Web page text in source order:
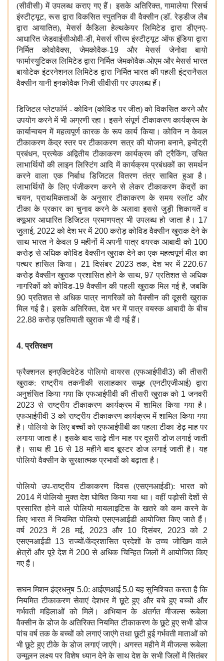
(सीवीसी) में उपलब्ध कराए गए हैं। इसके अतिरिक्त,गामालेया रिसर्च
इंस्टीट्यूट,रूस द्वारा विकसित स्पुतनिक वी वैक्सीन (डॉ. रेड्डीज लैब
द्वारा आयातित),मेसर्स कैडिला हेल्थकेयर लिमिटेड द्वारा डीएनए-
आधारित जेडवाईसीओवी-डी,मेसर्स सीरम इंस्टीट्यूट ऑफ इंडिया द्वारा
निर्मित कोवोवैक्स,जेमकोवैक-19 और मेसर्स जेनोवा बायो
फार्मास्युटिकल लिमिटेड द्वारा निर्मित जेमकोवैक-ओएम और मेसर्स भारत
बायोटेक इंटरनेशनल लिमिटेड द्वारा निर्मित भारत की पहली इंट्रानैसल
वैक्सीन यानी इनकोवैक निजी सीवीसी पर उपलब्ध हैं।
डिजिटल प्लेटफॉर्म - कोविन(कोविड पर जीत) को विकसित करने और
उपयोग करने में भी अग्रणी रहा। इसने संपूर्ण टीकाकरण कार्यक्रम के
कार्यान्वयन में महत्वपूर्ण कारक के रूप कार्य किया। कोविन न केवल
टीकाकरण केंद्र स्तर पर टीकाकरण सत्र की योजना बनाने,इन्वेंट्री
प्रबंधन,प्रत्येक अद्वितीय टीकाकरण कार्यक्रम की ट्रैकिंग,उचित
लाभार्थियों की लाइन लिस्टिंग आदि में कार्यक्रम प्रबंधकों का समर्थन
करने वाला एक निर्बाध डिजिटल वितरण तंत्र साबित हुआ है।
लाभार्थियों के लिए पंजीकरण करने से लेकर टीकाकरण केंद्रों का
चयन,प्राथमिकताओं के अनुसार टीकाकरण के समय स्लॉट और
टीका के प्रकार का चुनाव करने के अलावा इससे जुड़ी शिकायतें व
क्यूआर आधारित डिजिटल प्रमाणपत्र भी उपलब्ध हो जाता है। 17
जुलाई,2022को देश भर में 200करोड़ कोविड वैक्सीन खुराक देने के
साथ भारत ने केवल 9महीनों में अपनी पात्र वयस्क आबादी को 100
करोड़ से अधिक कोविड वैक्सीन खुराक देने का एक महत्वपूर्ण मील का
पत्थर हासिल किया। 21दिसंबर 2023तक,देश भर में 220.67
करोड़ वैक्सीन खुराक प्रशासित होने के साथ, 97 प्रतिशत से अधिक
नागरिकों को कोविड-19वैक्सीन की पहली खुराक मिल गई है,जबकि
90 प्रतिशत से अधिक पात्र नागरिकों को वैक्सीन की दूसरी खुराक
मिल गई है। इसके अतिरिक्त,देश भर में पात्र वयस्क आबादी के बीच
22.88करोड़ एहतियाती खुराक भी दी गई हैं।
4.प्रतिरक्षण
फ्रैक्शनल इनएक्टिवेटेड पोलियो वायरस (एफआईपीवी3)की तीसरी
खुराक: राष्ट्रीय तकनीकी सलाहकार समूह (एनटीएजीआई)द्वारा
अनुशंसित किया गया कि एफआईपीवी की तीसरी खुराक को 1जनवरी
2023से राष्ट्रीय टीकाकरण कार्यक्रम में शामिल किया गया है।
एफआईपीवी 3को राष्ट्रीय टीकाकरण कार्यक्रम में शामिल किया गया
है। पोलियो के लिए बच्चों को एफआईपीबी का पहला टीका डेढ़ माह पर
लगाया जाता है। इसके बाद साढ़े तीन माह पर दूसरी डोज लगाई जाती
है। साथ ही 16से 18महीने बाद बूस्टर डोज लगाई जाती है। यह
पोलियो वैक्सीन के सुरक्षात्मक प्रभावों को बढ़ाता है।
पोलियो उप-राष्ट्रीय टीकाकरण दिवस (एसएनआईडी): भारत को
2014में पोलियो मुक्त देश घोषित किया गया था। वहीं पड़ोसी देशों से
प्रसारित होने वाले पोलियो मायलाइटिस के खतरे को कम करने के
लिए भारत में नियमित पोलियो एसएनआईडी आयोजित किए जाते हैं।
वर्ष 2023में28मई, 2023और 10दिसंबर, 2023को2
एसएनआईडी 13राज्यों/केंद्रशासित प्रदेशों के उच्च जोखिम वाले
क्षेत्रों और पूरे देश में 200से अधिक चिन्हित जिलों में आयोजित किए
गए हैं।
सघन मिशन इंद्रधनुष 5.0: आईएमआई5.0यह सुनिश्चित करता है कि
नियमित टीकाकरण सेवाएं देशभर में छूटे हुए और बचे हुए बच्चों और
गर्भवती महिलाओं को मिलें। अभियान के अंतर्गत मीजल्स रूबेला
वैक्सीन के डोज के अतिरिक्त नियमित टीकाकरण के छूटे हुए सभी डोज
पांच वर्ष तक के बच्चों को लगाएं जाएंगे तथा छूटी हुई गर्भवती माताओं को
भी छूटे हुए टीके के डोज लगाएं जाएंगे। अगस्त महीने में मीजल्स रूबेला
उन्मूलन लक्ष्य पर विशेष ध्यान देने के साथ देश के सभी जिलों में सितंबर